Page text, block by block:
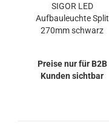
SIGOR LED
Aufbauleuchte Split
270mm schwarz
2000/2500lm
Preise nur für B2B
Kunden sichtbar